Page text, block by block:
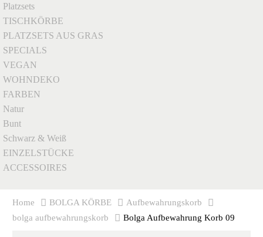
Platzsets
TISCHKÖRBE
PLATZSETS AUS GRAS
SPECIALS
VEGAN
WOHNDEKO
FARBEN
Natur
Bunt
Schwarz & Weiß
EINZELSTÜCKE
ACCESSOIRES
Home BOLGA KÖRBE
Aufbewahrungskorb
bolga aufbewahrungskorb
Bolga Aufbewahrung Korb 09